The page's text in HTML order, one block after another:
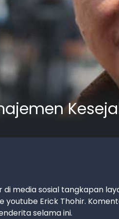
media sosial tangkapan
youtube Erick Thohir.
selama ini.